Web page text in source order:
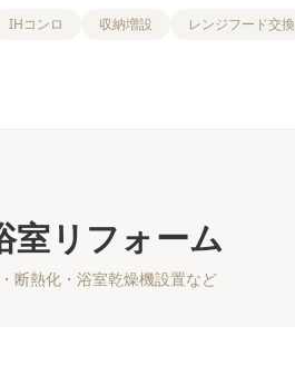
IHコンロ 収納増設 レンジフード交換
室リフォーム
断熱化・浴室乾燥機設置など